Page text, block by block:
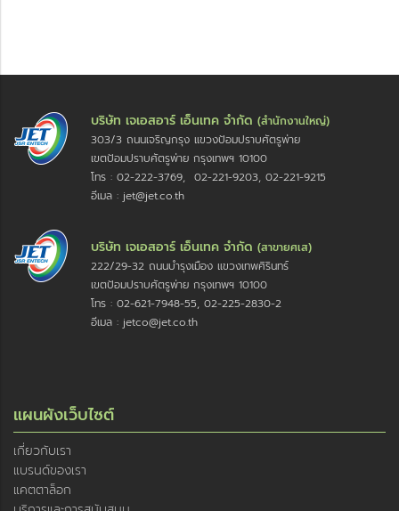
บริษัท เจเอสอาร์ เอ็นเทค จำกัด (สำนักงานใหญ่)
303/3 ถนนเจริญกรุง แขวงป้อมปราบศัตรูพ่าย
เขตป้อมปราบศัตรูพ่าย กรุงเทพฯ 10100
โทร : 02-222-3769, 02-221-9203, 02-221-9215
อีเมล : jet@jet.co.th
บริษัท เจเอสอาร์ เอ็นเทค จำกัด (สาขายศเส)
222/29-32 ถนนบำรุงเมือง แขวงเทพศิรินทร์
เขตป้อมปราบศัตรูพ่าย กรุงเทพฯ 10100
โทร : 02-621-7948-55, 02-225-2830-2
อีเมล : jetco@jet.co.th
แผนผังเว็บไซต์
เกี่ยวกับเรา
แบรนด์ของเรา
แคตตาล็อก